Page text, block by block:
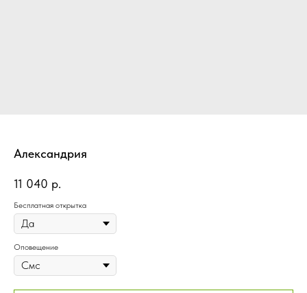
Александрия
11 040 р.
Бесплатная открытка
Оповещение